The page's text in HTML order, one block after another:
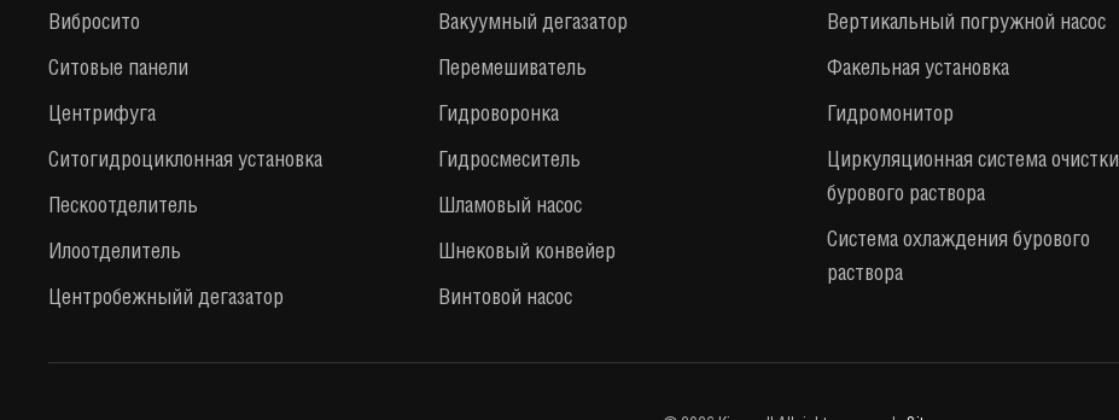
Вибросито
Ситовые панели
Центрифуга
Cитогидроциклонная установка
Пескоотделитель
Илоотделитель
Центробежныйй дегазатор
Вакуумный дегазатор
Перемешиватель
Гидроворонка
Гидросмеситель
Шламовый насос
Шнековый конвейер
Винтовой насос
Вертикальный погружной насос
Факельная установка
Гидромонитор
Циркуляционная система очистки
бурового раствора
Система охлаждения бурового
раствора